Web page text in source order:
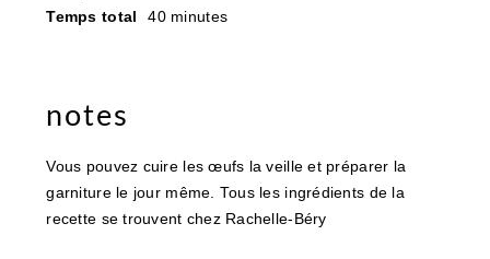
Temps total
40 minutes
notes
Vous pouvez cuire les œufs la veille et préparer la
garniture le jour même. Tous les ingrédients de la
recette se trouvent chez Rachelle-Béry